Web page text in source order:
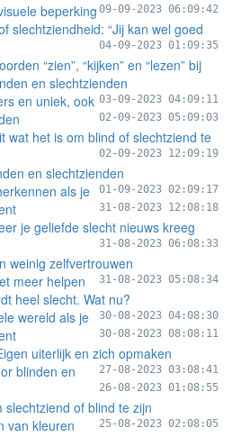
beperking 09-09-2023 06:09:42
slechtziendheid: “Jij kan wel goed
04-09-2023 01:09:35
“zien”, “kijken” en “lezen” bij
en slechtzienden
03-09-2023 04:09:11
en uniek, ook
02-09-2023 05:09:03
wat het is om blind of slechtziend te
02-09-2023 12:09:19
en slechtzienden
01-09-2023 02:09:17
als je
31-08-2023 12:08:18
je geliefde slecht nieuws kreeg
31-08-2023 06:08:33
weinig zelfvertrouwen
31-08-2023 05:08:34
meer helpen
heel slecht. Wat nu?
30-08-2023 04:08:30
wereld als je
30-08-2023 08:08:11
uiterlijk en zich opmaken
27-08-2023 03:08:41
blinden en
26-08-2023 01:08:55
slechtziend of blind te zijn
25-08-2023 02:08:05
van kleuren